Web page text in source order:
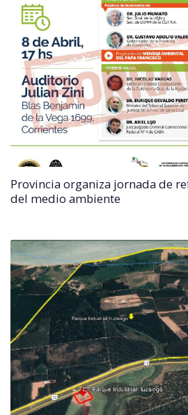
Provincia organiza jornada de
del medio ambiente